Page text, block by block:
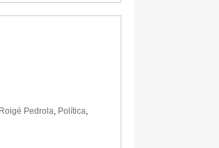
Pedrola, Política,